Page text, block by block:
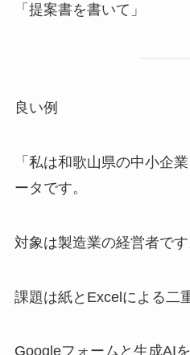
「提案書を書いて」
良い例
「私は和歌山県の中小企
ータです。
対象は製造業の経営者です
課題は紙とExcelによる二
Googleフォームと生成AI